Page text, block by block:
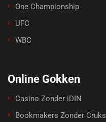
One Championship
UFC
WBC
Online Gokken
Casino Zonder iDIN
Bookmakers Zonder Cruks